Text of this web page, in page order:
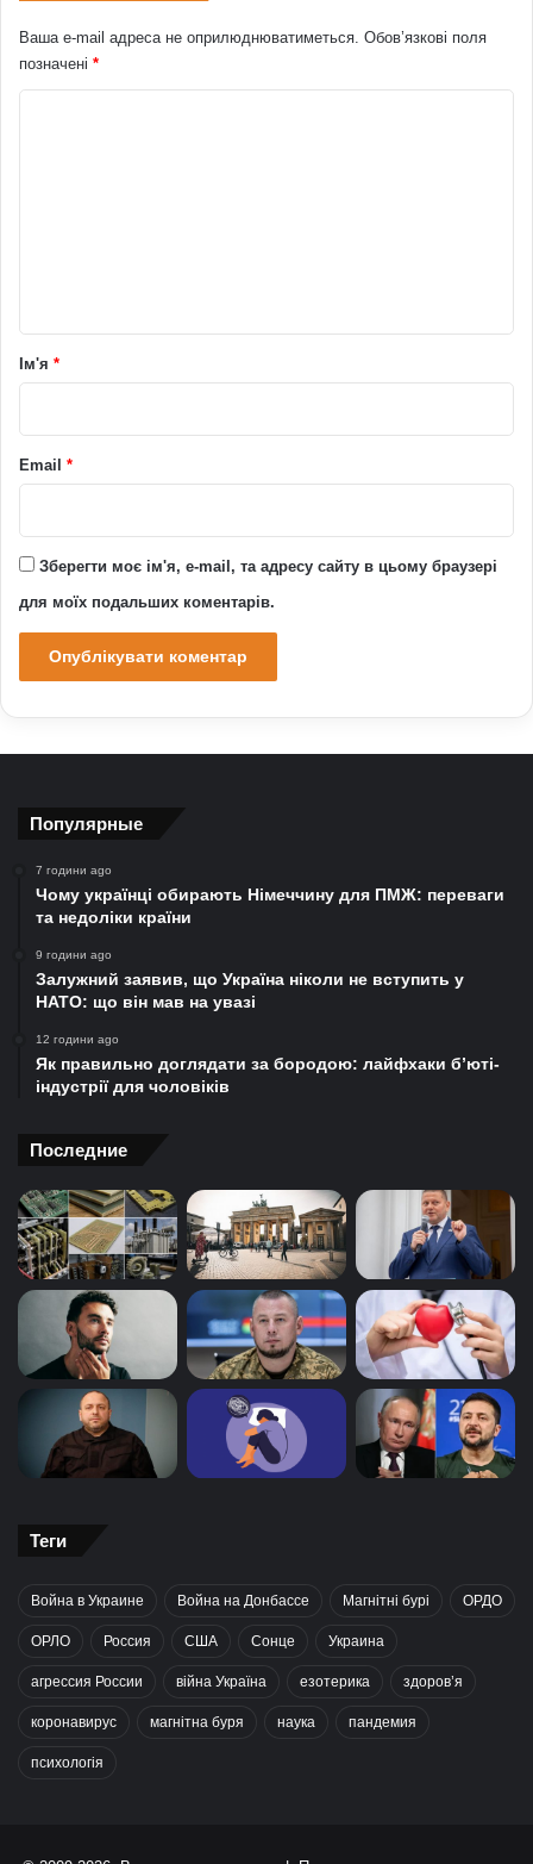
Ваша e-mail адреса не оприлюднюватиметься. Обов’язкові поля
позначені *
рІм'я *
Email *
Зберегти моє ім'я, e-mail, та адресу сайту в цьому браузері
для моїх подальших коментарів.
Популярные
7 години ago
Чому українці обирають Німеччину для ПМЖ: переваги
та недоліки країни
9 години ago
Залужний заявив, що Україна ніколи не вступить у
НАТО: що він мав на увазі
12 години ago
Як правильно доглядати за бородою: лайфхаки б’юті-
індустрії для чоловіків
Последние
Теги
Война в Украине Война на Донбассе Магнітні бурі ОРДО
ОРЛО Россия США Сонце Украина
агрессия России війна Україна езотерика здоров’я
коронавирус магнітна буря наука пандемия
психологія